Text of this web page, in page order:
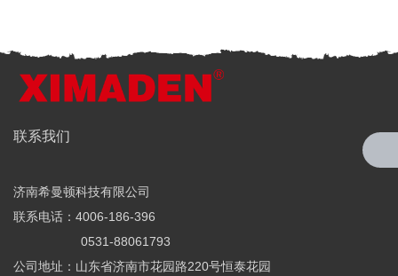
全国服务热线
联系我们
济南希曼顿科技有限公司
联系电话：4006-186-396
0531-88061793
公司地址：山东省济南市花园路220号恒泰花园